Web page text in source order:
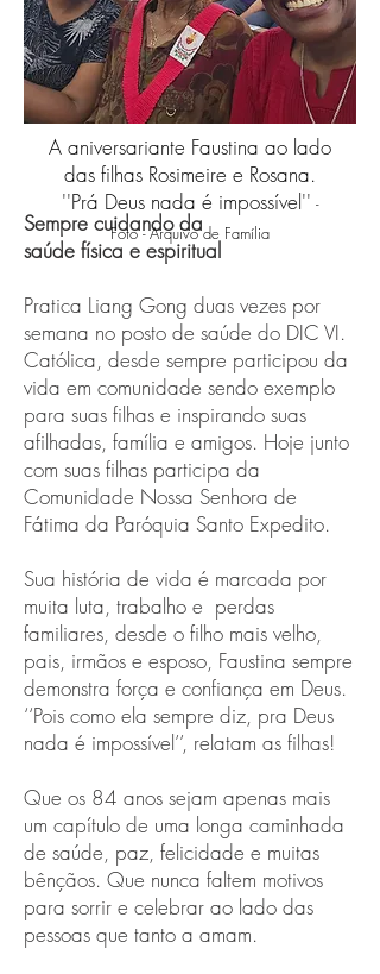
Sempre cuidando da
saúde física e espiritual
Pratica Liang Gong duas vezes por
semana no posto de saúde do DIC VI.
Católica, desde sempre participou da
vida em comunidade sendo exemplo
para suas filhas e inspirando suas
afilhadas, família e amigos. Hoje junto
com suas filhas participa da
Comunidade Nossa Senhora de
Fátima da Paróquia Santo Expedito.
Sua história de vida é marcada por
muita luta, trabalho e perdas
familiares, desde o filho mais velho,
pais, irmãos e esposo, Faustina sempre
demonstra força e confiança em Deus.
‘‘Pois como ela sempre diz, pra Deus
nada é impossível’’, relatam as filhas!
Que os 84 anos sejam apenas mais
um capítulo de uma longa caminhada
de saúde, paz, felicidade e muitas
bênçãos. Que nunca faltem motivos
para sorrir e celebrar ao lado das
pessoas que tanto a amam.
A aniversariante Faustina ao lado
das filhas Rosimeire e Rosana.
''Prá Deus nada é impossível'' -
Foto - Arquivo de Família